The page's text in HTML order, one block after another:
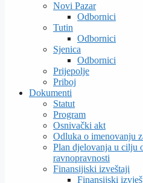
Novi Pazar
Odbornici
Tutin
Odbornici
Sjenica
Odbornici
Prijepolje
Priboj
Dokumenti
Statut
Program
Osnivački akt
Odluka o imenovanju
Plan djelovanja u cilju
ravnopravnosti
Finansijiski izveštaji
Finansijski